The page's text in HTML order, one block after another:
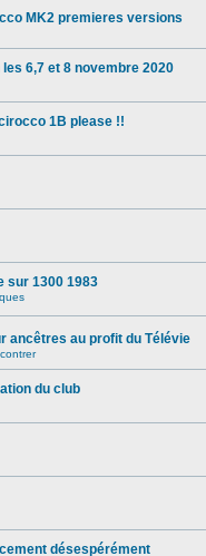
MK2 premieres versions
6,7 et 8 novembre 2020
1B please !!
sur 1300 1983
ancêtres au profit du Télévie
du club
désespérément